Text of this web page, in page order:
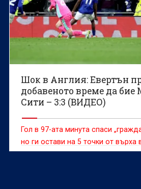
Шок в Англия: Евертън
добавеното време да бие
Сити – 3:3 (ВИДЕО)
Гол в 97-ата минута спаси
но ги остави на 5 точки от върха